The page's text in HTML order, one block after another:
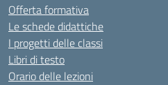
Offerta formativa
Le schede didattiche
I progetti delle classi
Libri di testo
Orario delle lezioni